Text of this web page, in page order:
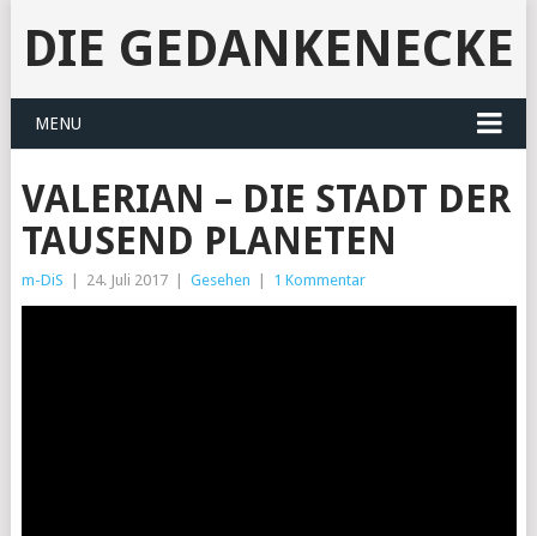
DIE GEDANKENECKE
MENU
VALERIAN – DIE STADT DER
TAUSEND PLANETEN
m-DiS 24. Juli 2017 Gesehen 1 Kommentar